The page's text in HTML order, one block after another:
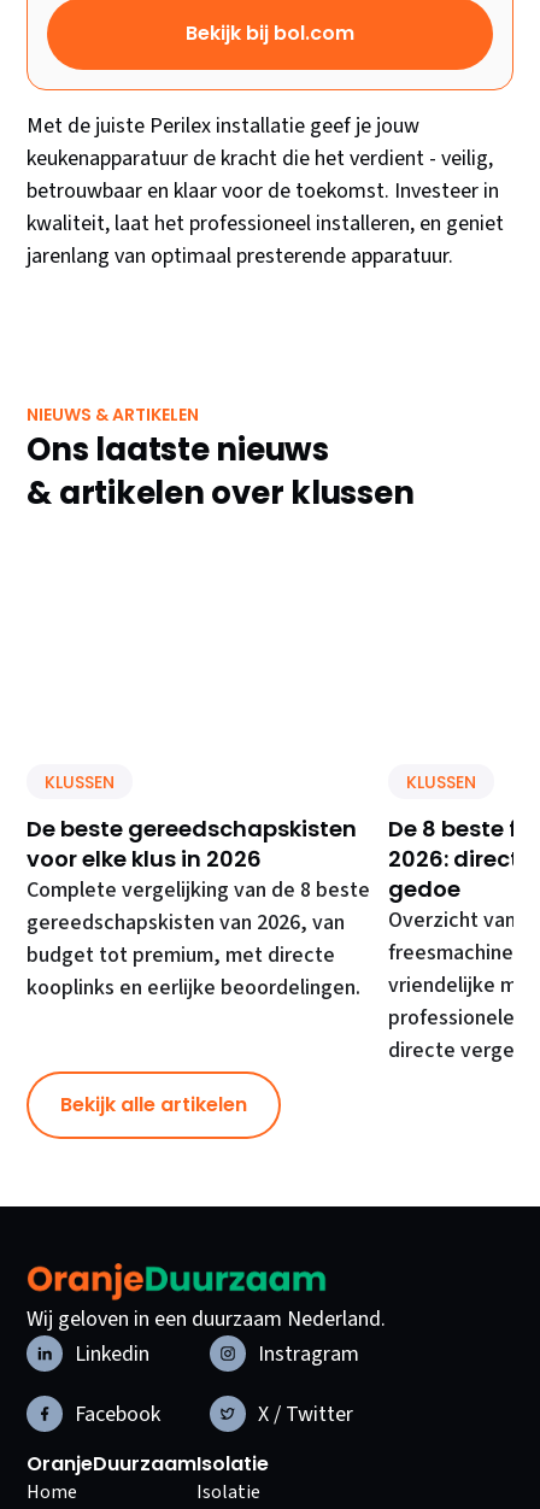
Bekijk bij bol.com
Met de juiste Perilex installatie geef je jouw
keukenapparatuur de kracht die het verdient - veilig,
betrouwbaar en klaar voor de toekomst. Investeer in
kwaliteit, laat het professioneel installeren, en geniet
jarenlang van optimaal presterende apparatuur.
NIEUWS & ARTIKELEN
Ons laatste nieuws
& artikelen over klussen
KLUSSEN
De beste gereedschapskisten
voor elke klus in 2026
Complete vergelijking van de 8 beste
gereedschapskisten van 2026, van
budget tot premium, met directe
kooplinks en eerlijke beoordelingen.
KLUSSEN
De 8 beste
2026: direct
gedoe
Overzicht van
freesmachines,
vriendelijke
professionele
directe
Bekijk alle artikelen
Wij geloven in een duurzaam Nederland.
Linkedin
Instragram
Facebook
X / Twitter
OranjeDuurzaam
Home
Isolatie
Isolatie